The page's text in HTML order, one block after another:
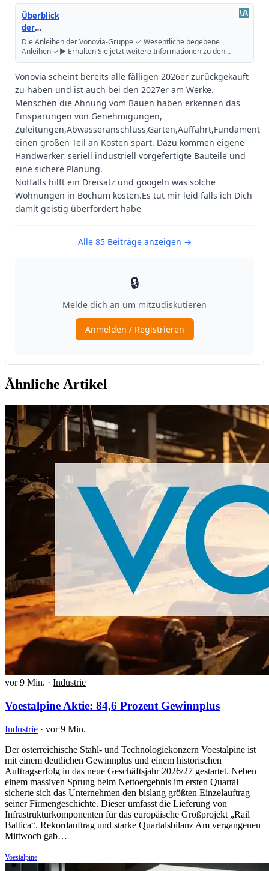
Ähnliche Artikel
vor 9 Min. · Industrie
Voestalpine Aktie: 84,6 Prozent Gewinnplus
Industrie · vor 9 Min.
Der österreichische Stahl- und Technologiekonzern Voestalpine ist
mit einem deutlichen Gewinnplus und einem historischen
Auftragserfolg in das neue Geschäftsjahr 2026/27 gestartet. Neben
einem massiven Sprung beim Nettoergebnis im ersten Quartal
sicherte sich das Unternehmen den bislang größten Einzelauftrag
seiner Firmengeschichte. Dieser umfasst die Lieferung von
Infrastrukturkomponenten für das europäische Großprojekt „Rail
Baltica“. Rekordauftrag und starke Quartalsbilanz Am vergangenen
Mittwoch gab…
Voestalpine